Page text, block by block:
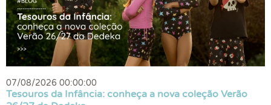
07/08/2026 00:00:00
Tesouros da Infância: conheça a nova coleção Verão